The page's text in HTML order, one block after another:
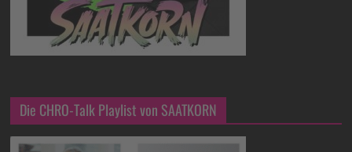
Die CHRO-Talk Playlist von SAATKORN